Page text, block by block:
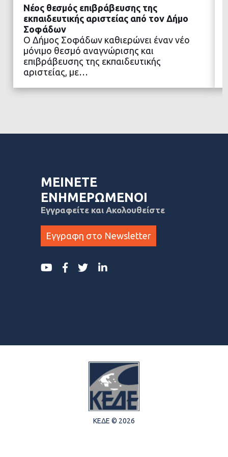
ΔΙΑΒΑΣΤΕ ΠΕΡΙΣΣΟΤΕΡΑ
Νέος θεσμός επιβράβευσης της
εκπαιδευτικής αριστείας από τον Δήμο
Σοφάδων
Ο Δήμος Σοφάδων καθιερώνει έναν νέο
μόνιμο θεσμό αναγνώρισης και
επιβράβευσης της εκπαιδευτικής
αριστείας, με…
ΜΕΙΝΕΤΕ
ΕΝΗΜΕΡΩΜΕΝΟΙ
Εγγραφείτε και Ακολουθείστε
Εγγραφη στο Newsletter
ΚΕΔΕ © 2026